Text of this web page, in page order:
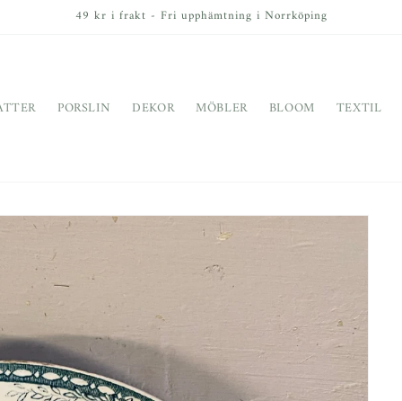
49 kr i frakt - Fri upphämtning i Norrköping
PORSLIN DEKOR MÖBLER BLOOM TEXTIL